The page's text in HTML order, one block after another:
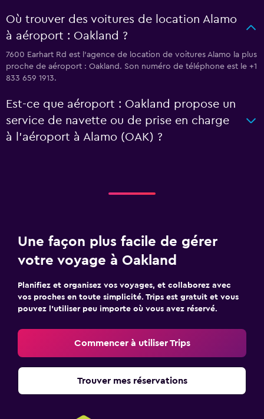
Où trouver des voitures de location Alamo
à aéroport : Oakland ?
7600 Earhart Rd est l'agence de location de voitures Alamo la plus
proche de aéroport : Oakland. Son numéro de téléphone est le +1
833 659 1913.
Est-ce que aéroport : Oakland propose un
service de navette ou de prise en charge
à l’aéroport à Alamo (OAK) ?
Une façon plus facile de gérer
votre voyage à Oakland
Planifiez et organisez vos voyages, et collaborez avec
vos proches en toute simplicité. Trips est gratuit et vous
pouvez l’utiliser peu importe où vous avez réservé.
Commencer à utiliser Trips
Trouver mes réservations